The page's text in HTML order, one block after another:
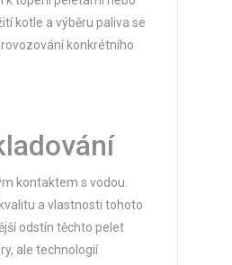
kotle a výběru paliva se
konkrétního
kontaktem s vodou.
a vlastnosti tohoto
odstín těchto pelet
ale technologií